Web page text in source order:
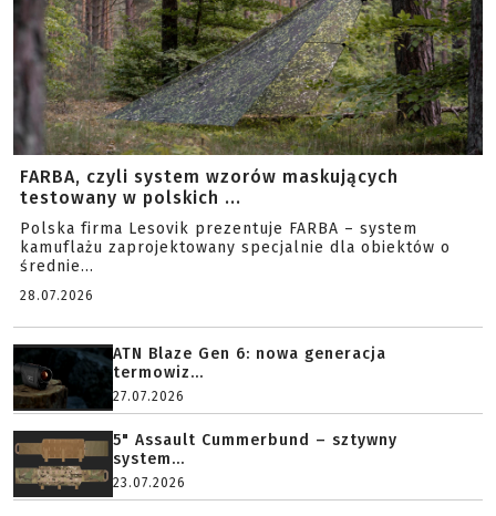
FARBA, czyli system wzorów maskujących
testowany w polskich ...
Polska firma Lesovik prezentuje FARBA – system
kamuflażu zaprojektowany specjalnie dla obiektów o
średnie...
28.07.2026
ATN Blaze Gen 6: nowa generacja
termowiz...
27.07.2026
5" Assault Cummerbund – sztywny
system...
23.07.2026